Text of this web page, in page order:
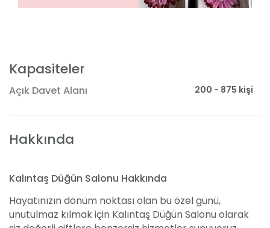
Kapasiteler
Açık Davet Alanı 200 - 875 kişi
Hakkında
Kalıntaş Düğün Salonu Hakkında
Hayatınızın dönüm noktası olan bu özel günü,
unutulmaz kılmak için Kalıntaş Düğün Salonu olarak